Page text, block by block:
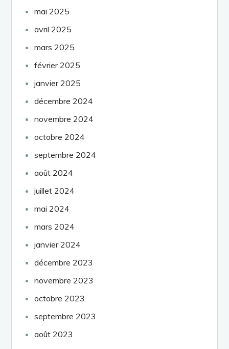
mai 2025
avril 2025
mars 2025
février 2025
janvier 2025
décembre 2024
novembre 2024
octobre 2024
septembre 2024
août 2024
juillet 2024
mai 2024
mars 2024
janvier 2024
décembre 2023
novembre 2023
octobre 2023
septembre 2023
août 2023